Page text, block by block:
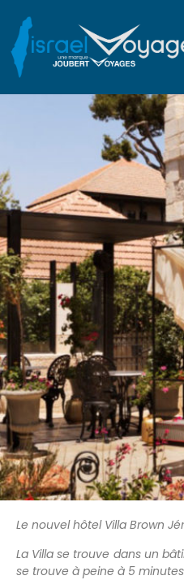
Le nouvel hôtel Villa Brown
La Villa se trouve dans un
se trouve à peine à 5